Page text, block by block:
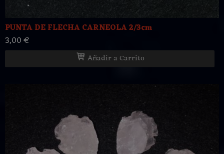
PUNTA DE FLECHA CARNEOLA 2/3cm
3,00 €
Añadir a Carrito